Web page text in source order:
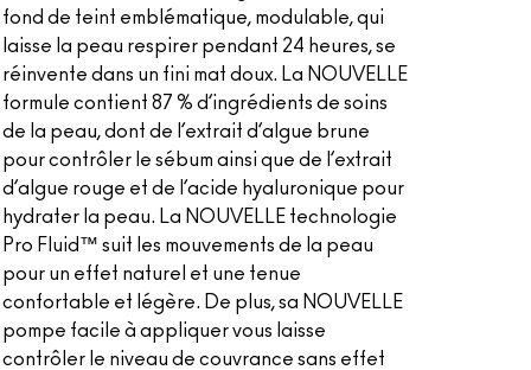
fond de teint emblématique, modulable, qui
laisse la peau respirer pendant 24 heures, se
réinvente dans un fini mat doux. La NOUVELLE
formule contient 87 % d’ingrédients de soins
de la peau, dont de l’extrait d’algue brune
pour contrôler le sébum ainsi que de l’extrait
d’algue rouge et de l’acide hyaluronique pour
hydrater la peau. La NOUVELLE technologie
Pro Fluid™ suit les mouvements de la peau
pour un effet naturel et une tenue
confortable et légère. De plus, sa NOUVELLE
pompe facile à appliquer vous laisse
contrôler le niveau de couvrance sans effet